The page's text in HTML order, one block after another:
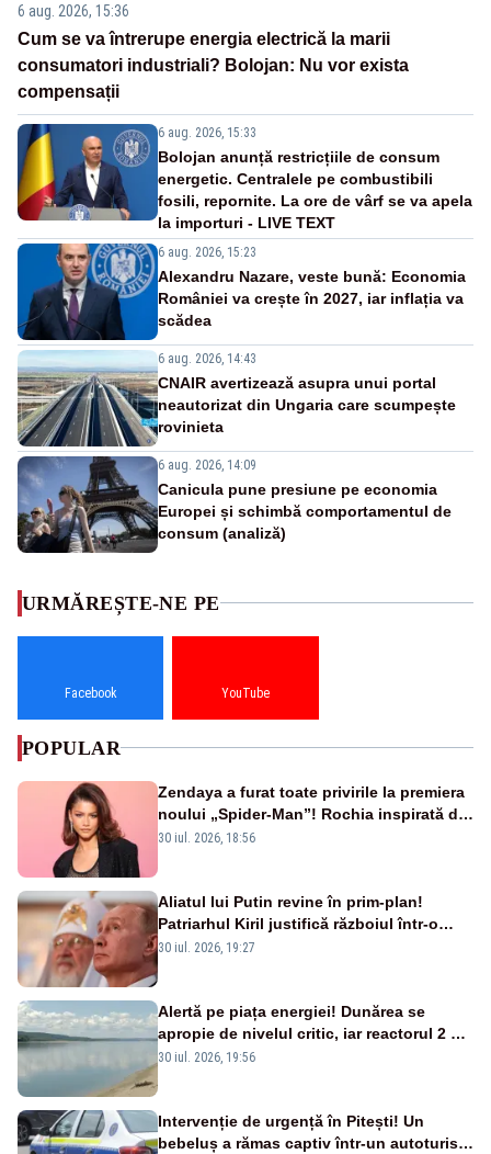
6 aug. 2026, 15:36
Cum se va întrerupe energia electrică la marii
consumatori industriali? Bolojan: Nu vor exista
compensații
6 aug. 2026, 15:33
Bolojan anunță restricțiile de consum
energetic. Centralele pe combustibili
fosili, repornite. La ore de vârf se va apela
la importuri - LIVE TEXT
6 aug. 2026, 15:23
Alexandru Nazare, veste bună: Economia
României va crește în 2027, iar inflația va
scădea
6 aug. 2026, 14:43
CNAIR avertizează asupra unui portal
neautorizat din Ungaria care scumpește
rovinieta
6 aug. 2026, 14:09
Canicula pune presiune pe economia
Europei și schimbă comportamentul de
consum (analiză)
URMĂREȘTE-NE PE
Facebook YouTube
POPULAR
Zendaya a furat toate privirile la premiera
noului „Spider-Man”! Rochia inspirată de
pânza de păianjen a făcut senzație
30 iul. 2026, 18:56
Aliatul lui Putin revine în prim-plan!
Patriarhul Kiril justifică războiul într-o
nouă carte
30 iul. 2026, 19:27
Alertă pe piața energiei! Dunărea se
apropie de nivelul critic, iar reactorul 2 de
la Cernavodă ar putea fi oprit
30 iul. 2026, 19:56
Intervenție de urgență în Pitești! Un
bebeluș a rămas captiv într-un autoturism